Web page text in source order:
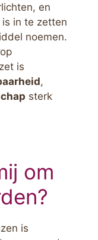
en
in te zetten
noemen.
is
,
sterk
om
is